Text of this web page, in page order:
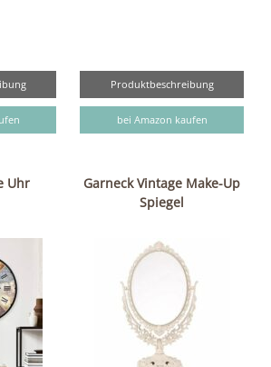
Produktbeschreibung
bei Amazon kaufen
Uhr
Garneck Vintage Make-Up
Spiegel